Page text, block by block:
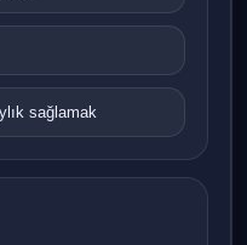
sağlamak